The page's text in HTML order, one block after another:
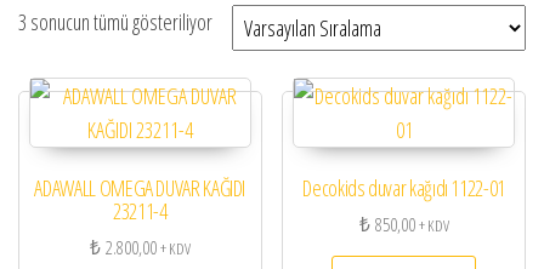
3 sonucun tümü gösteriliyor
ADAWALL OMEGA DUVAR KAĞIDI
23211-4
₺2.800,00+ KDV
Decokids duvar kağıdı 1122-01
₺850,00+ KDV